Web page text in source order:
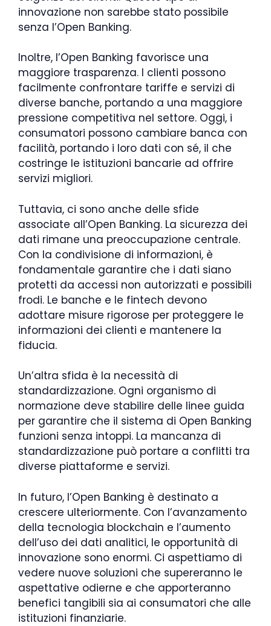
innovazione non sarebbe stato possibile
senza l’Open Banking.
Inoltre, l’Open Banking favorisce una
maggiore trasparenza. I clienti possono
facilmente confrontare tariffe e servizi di
diverse banche, portando a una maggiore
pressione competitiva nel settore. Oggi, i
consumatori possono cambiare banca con
facilità, portando i loro dati con sé, il che
costringe le istituzioni bancarie ad offrire
servizi migliori.
Tuttavia, ci sono anche delle sfide
associate all’Open Banking. La sicurezza dei
dati rimane una preoccupazione centrale.
Con la condivisione di informazioni, è
fondamentale garantire che i dati siano
protetti da accessi non autorizzati e possibili
frodi. Le banche e le fintech devono
adottare misure rigorose per proteggere le
informazioni dei clienti e mantenere la
fiducia.
Un’altra sfida è la necessità di
standardizzazione. Ogni organismo di
normazione deve stabilire delle linee guida
per garantire che il sistema di Open Banking
funzioni senza intoppi. La mancanza di
standardizzazione può portare a conflitti tra
diverse piattaforme e servizi.
In futuro, l’Open Banking è destinato a
crescere ulteriormente. Con l’avanzamento
della tecnologia blockchain e l’aumento
dell’uso dei dati analitici, le opportunità di
innovazione sono enormi. Ci aspettiamo di
vedere nuove soluzioni che supereranno le
aspettative odierne e che apporteranno
benefici tangibili sia ai consumatori che alle
istituzioni finanziarie.